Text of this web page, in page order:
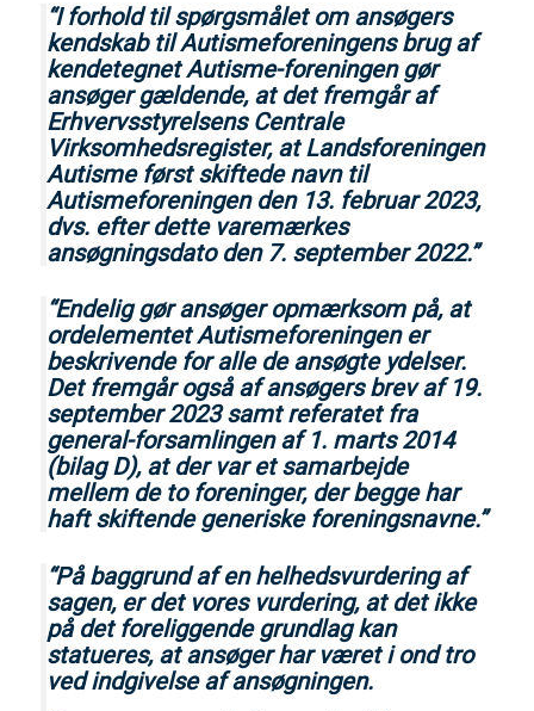
“I forhold til spørgsmålet om ansøgers
kendskab til Autismeforeningens brug af
kendetegnet Autisme-foreningen gør
ansøger gældende, at det fremgår af
Erhvervsstyrelsens Centrale
Virksomhedsregister, at Landsforeningen
Autisme først skiftede navn til
Autismeforeningen den 13. februar 2023,
dvs. efter dette varemærkes
ansøgningsdato den 7. september 2022.”
“Endelig gør ansøger opmærksom på, at
ordelementet Autismeforeningen er
beskrivende for alle de ansøgte ydelser.
Det fremgår også af ansøgers brev af 19.
september 2023 samt referatet fra
general-forsamlingen af 1. marts 2014
(bilag D), at der var et samarbejde
mellem de to foreninger, der begge har
haft skiftende generiske foreningsnavne.”
“På baggrund af en helhedsvurdering af
sagen, er det vores vurdering, at det ikke
på det foreliggende grundlag kan
statueres, at ansøger har været i ond tro
ved indgivelse af ansøgningen.